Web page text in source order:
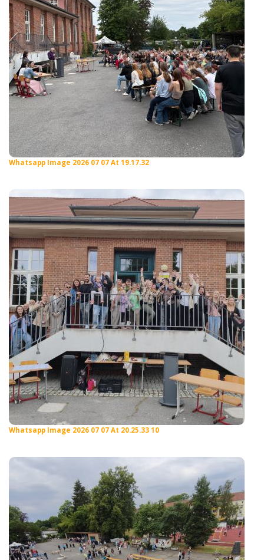
Whatsapp Image 2026 07 07 At 19.17.32
Whatsapp Image 2026 07 07 At 20.25.33 10